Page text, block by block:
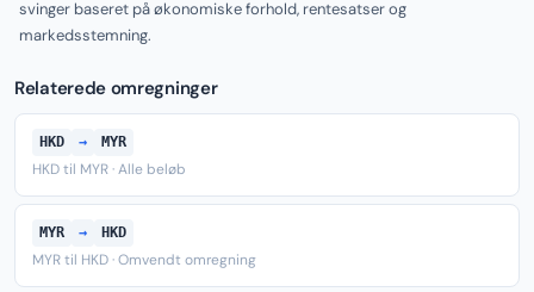
svinger baseret på økonomiske forhold, rentesatser og
markedsstemning.
Relaterede omregninger
HKD → MYR
HKD til MYR · Alle beløb
MYR → HKD
MYR til HKD · Omvendt omregning